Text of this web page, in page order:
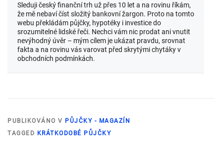
Sleduji český finanční trh už přes 10 let a na rovinu říkám,
že mě nebaví číst složitý bankovní žargon. Proto na tomto
webu překládám půjčky, hypotéky i investice do
srozumitelné lidské řeči. Nechci vám nic prodat ani vnutit
nevýhodný úvěr – mým cílem je ukázat pravdu, srovnat
fakta a na rovinu vás varovat před skrytými chytáky v
obchodních podmínkách.
PUBLIKOVÁNO V PŮJČKY - MAGAZÍN
TAGGED KRÁTKODOBÉ PŮJČKY